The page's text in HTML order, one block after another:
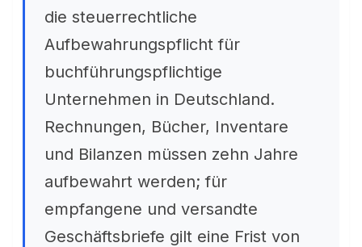
die steuerrechtliche
Aufbewahrungspflicht für
buchführungspflichtige
Unternehmen in Deutschland.
Rechnungen, Bücher, Inventare
und Bilanzen müssen zehn Jahre
aufbewahrt werden; für
empfangene und versandte
Geschäftsbriefe gilt eine Frist von